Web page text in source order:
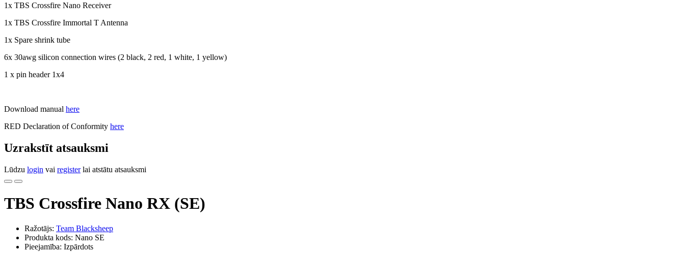
1x TBS Crossfire Nano Receiver
1x TBS Crossfire Immortal T Antenna
1x Spare shrink tube
6x 30awg silicon connection wires (2 black, 2 red, 1 white, 1 yellow)
1 x pin header 1x4
Download manual here
RED Declaration of Conformity here
Uzrakstīt atsauksmi
Lūdzu login vai registerlai atstātu atsauksmi
TBS Crossfire Nano RX (SE)
Ražotājs: Team Blacksheep
Produkta kods: Nano SE
Pieejamība: Izpārdots